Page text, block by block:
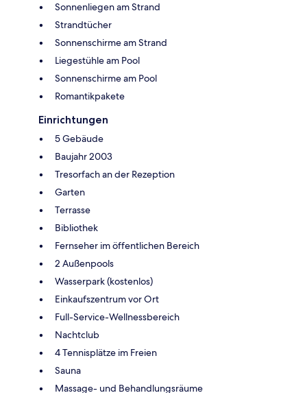
Sonnenliegen am Strand
Strandtücher
Sonnenschirme am Strand
Liegestühle am Pool
Sonnenschirme am Pool
Romantikpakete
Einrichtungen
5 Gebäude
Baujahr 2003
Tresorfach an der Rezeption
Garten
Terrasse
Bibliothek
Fernseher im öffentlichen Bereich
2 Außenpools
Wasserpark (kostenlos)
Einkaufszentrum vor Ort
Full-Service-Wellnessbereich
Nachtclub
4 Tennisplätze im Freien
Sauna
Massage- und Behandlungsräume